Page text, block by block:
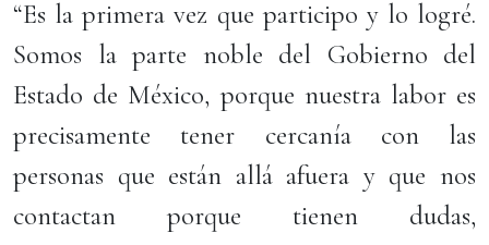
“Es la primera vez que participo y lo logré.
Somos la parte noble del Gobierno del
Estado de México, porque nuestra labor es
precisamente tener cercanía con las
personas que están allá afuera y que nos
contactan porque tienen dudas,